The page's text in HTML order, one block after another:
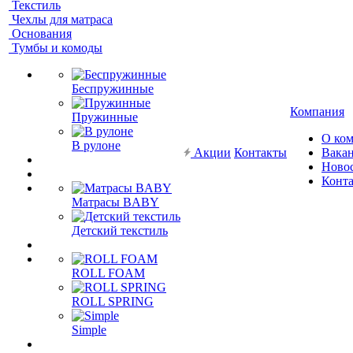
Текстиль
Чехлы для матраса
Основания
Тумбы и комоды
Беспружинные
Пружинные
В рулоне
Матрасы BABY
Детский текстиль
ROLL FOAM
ROLL SPRING
Simple
Акции Контакты
Компания
О